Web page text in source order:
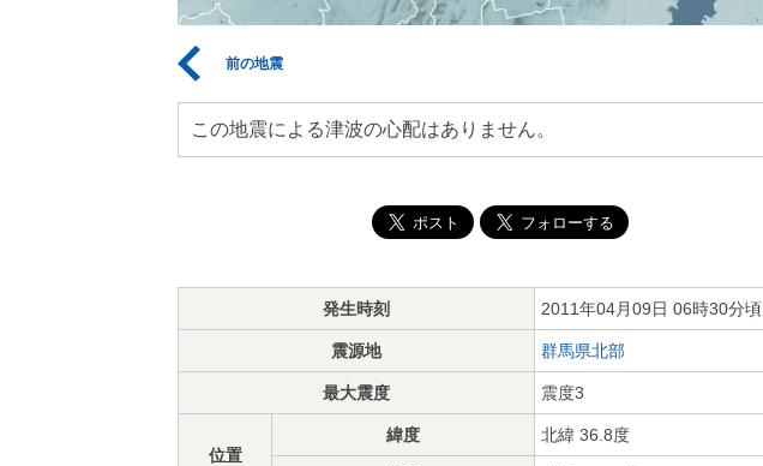
前の地震
この地震による津波の心配はありません。
発生時刻 2011年04月09日 06時30分頃
震源地 群馬県北部
最大震度 震度3
位置
緯度 北緯 36.8度